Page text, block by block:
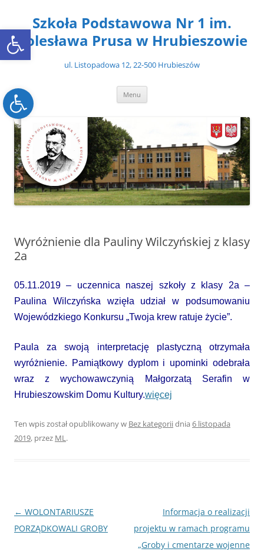
Open toolbar
Open toolbar
treściSzkoła Podstawowa Nr 1 im.
Bolesława Prusa w Hrubieszowie
ul. Listopadowa 12, 22-500 Hrubieszów
Menu
Wyróżnienie dla Pauliny Wilczyńskiej z klasy
2a
05.11.2019 – uczennica naszej szkoły z klasy 2a –
Paulina Wilczyńska wzięła udział w podsumowaniu
Wojewódzkiego Konkursu „Twoja krew ratuje życie”.
Paula za swoją interpretację plastyczną otrzymała
wyróżnienie. Pamiątkowy dyplom i upominki odebrała
wraz z wychowawczynią Małgorzatą Serafin w
Hrubieszowskim Domu Kultury.więcej
Ten wpis został opublikowany w Bez kategoriidnia 6 listopada
2019, przez ML.
Nawigacja
wpisu
← WOLONTARIUSZE
PORZĄDKOWALI GROBY
Informacja o realizacji
projektu w ramach programu
„Groby i cmentarze wojenne